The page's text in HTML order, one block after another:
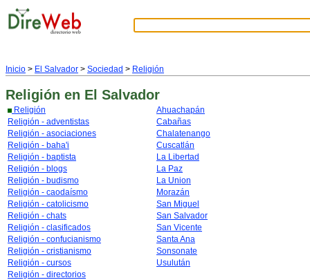
Inicio > El Salvador > Sociedad > Religión
Religión en El Salvador
Religión
Religión - adventistas
Religión - asociaciones
Religión - baha'i
Religión - baptista
Religión - blogs
Religión - budismo
Religión - caodaísmo
Religión - catolicismo
Religión - chats
Religión - clasificados
Religión - confucianismo
Religión - cristianismo
Religión - cursos
Religión - directorios
Ahuachapán
Cabañas
Chalatenango
Cuscatlán
La Libertad
La Paz
La Union
Morazán
San Miguel
San Salvador
San Vicente
Santa Ana
Sonsonate
Usulután